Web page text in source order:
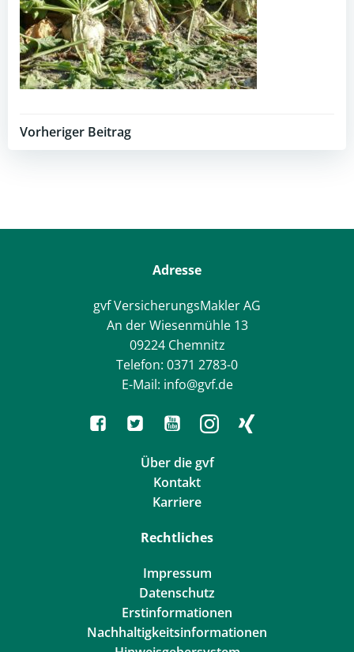
Post
Vorheriger Beitrag
Adresse
gvf VersicherungsMakler AG
An der Wiesenmühle 13
09224 Chemnitz
Telefon: 0371 2783-0
E-Mail: info@gvf.de
Über die gvf
Kontakt
Karriere
Rechtliches
Impressum
Datenschutz
Erstinformationen
Nachhaltigkeitsinformationen